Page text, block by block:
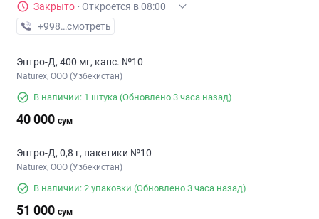
Закрыто · Откроется в 08:00
+998 (93) XXX-XX-XX
смотреть
Энтро-Д, 400 мг, капс. №10
Naturex, OOO (Узбекистан)
В наличии: 1 штука (Обновлено 3 часа назад)
40 000 сум
Энтро-Д, 0,8 г, пакетики №10
Naturex, OOO (Узбекистан)
В наличии: 2 упаковки (Обновлено 3 часа назад)
51 000 сум